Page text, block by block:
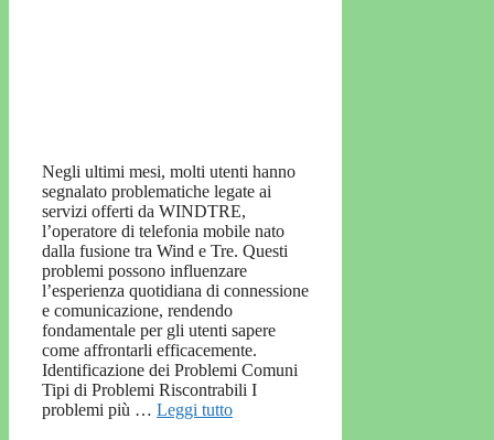
Negli ultimi mesi, molti utenti hanno
segnalato problematiche legate ai
servizi offerti da WINDTRE,
l’operatore di telefonia mobile nato
dalla fusione tra Wind e Tre. Questi
problemi possono influenzare
l’esperienza quotidiana di connessione
e comunicazione, rendendo
fondamentale per gli utenti sapere
come affrontarli efficacemente.
Identificazione dei Problemi Comuni
Tipi di Problemi Riscontrabili I
problemi più … Leggi tutto